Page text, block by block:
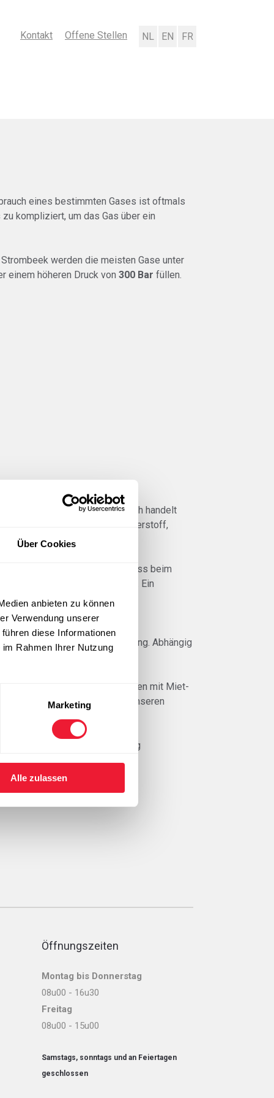
Über Cookies
anbieten zu können
Verwendung unserer
diese Informationen
Rahmen Ihrer Nutzung
Marketing
Alle zulassen
Kontakt
Offene Stellen
eines bestimmten Gases ist oftmals
kompliziert, um das Gas über ein
werden die meisten Gase unter
einem höheren Druck von 300 Bar füllen.
um welche Art Gas es sich handelt
verwendet. Weiß steht für Sauerstoff,
damit es beim Anschluss beim
mit linkem Gewinde versehen. Ein
benutzt. Für die
Lieferung in aufrechter Haltung. Abhängig
Die Wartungskosten werden mit Miet-
von höchstens 30 Tagen unseren
uns ohne weitere Verpflichtung
Öffnungszeiten
Montag bis Donnerstag
08u00 - 16u30
Freitag
08u00 - 15u00
Samstags, sonntags und an Feiertagen
geschlossen